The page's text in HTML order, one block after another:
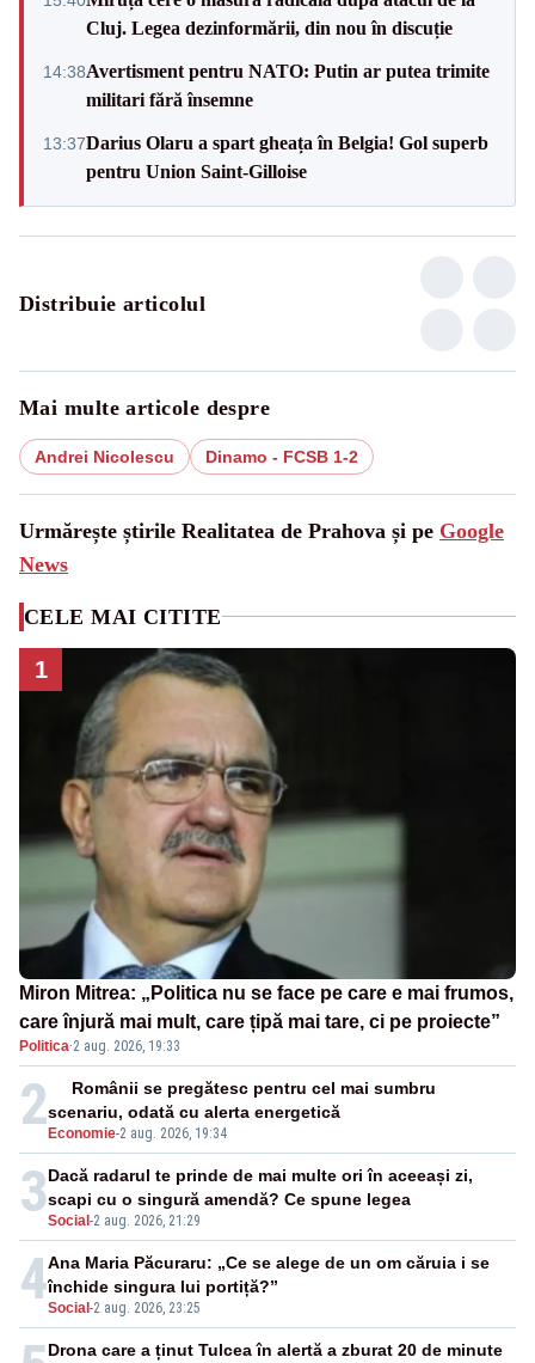
Cluj. Legea dezinformării, din nou în discuție
14:38Avertisment pentru NATO: Putin ar putea trimite
militari fără însemne
13:37Darius Olaru a spart gheața în Belgia! Gol superb
pentru Union Saint-Gilloise
Distribuie articolul
Mai multe articole despre
Andrei Nicolescu Dinamo - FCSB 1-2
Urmărește știrile Realitatea de Prahova și pe Google
News
CELE MAI CITITE
1
Miron Mitrea: „Politica nu se face pe care e mai frumos,
care înjură mai mult, care țipă mai tare, ci pe proiecte”
Politica·2 aug. 2026, 19:33
2 Economie-2 aug. 2026, 19:34
Românii se pregătesc pentru cel mai sumbru
scenariu, odată cu alerta energetică
3Social -2 aug. 2026, 21:29
Dacă radarul te prinde de mai multe ori în aceeași zi,
scapi cu o singură amendă? Ce spune legea
4Social -2 aug. 2026, 23:25
Ana Maria Păcuraru: „Ce se alege de un om căruia i se
închide singura lui portiță?”
Drona care a ținut Tulcea în alertă a zburat 20 de minute